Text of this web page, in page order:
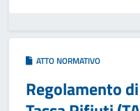
ATTO NORMATIVO
Regolamento